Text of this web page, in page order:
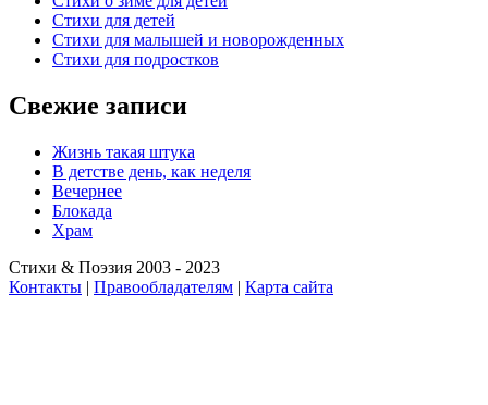
Стихи для детей
Стихи для малышей и новорожденных
Стихи для подростков
Свежие записи
Жизнь такая штука
В детстве день, как неделя
Вечернее
Блокада
Храм
Стихи & Поэзия 2003 - 2023
Контакты | Правообладателям | Карта сайта